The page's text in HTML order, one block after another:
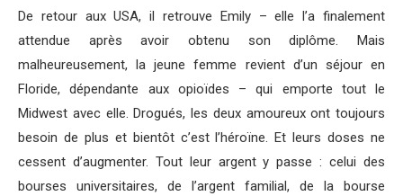
De retour aux USA, il retrouve Emily – elle l’a finalement
attendue après avoir obtenu son diplôme. Mais
malheureusement, la jeune femme revient d’un séjour en
Floride, dépendante aux opioïdes – qui emporte tout le
Midwest avec elle. Drogués, les deux amoureux ont toujours
besoin de plus et bientôt c’est l’héroïne. Et leurs doses ne
cessent d’augmenter. Tout leur argent y passe : celui des
bourses universitaires, de l’argent familial, de la bourse